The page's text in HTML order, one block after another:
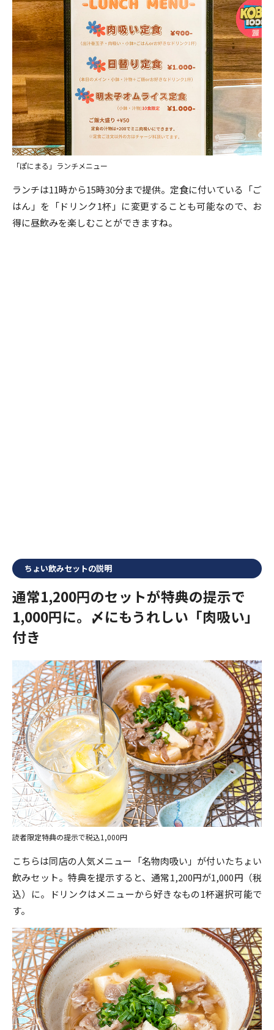
「ぽにまる」ランチメニュー
ランチは11時から15時30分まで提供。定食に付いている「ご
はん」を「ドリンク1杯」に変更することも可能なので、お
得に昼飲みを楽しむことができますね。
ちょい飲みセットの説明
通常1,200円のセットが特典の提示で
1,000円に。〆にもうれしい「肉吸い」
付き
読者限定特典の提示で税込1,000円
こちらは同店の人気メニュー「名物肉吸い」が付いたちょい
飲みセット。特典を提示すると、通常1,200円が1,000円（税
込）に。ドリンクはメニューから好きなもの1杯選択可能で
す。